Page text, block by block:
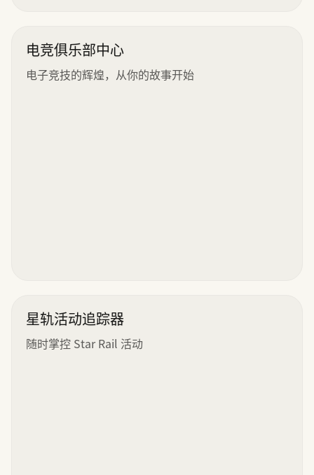
电竞俱乐部中心
电子竞技的辉煌，从你的故事开始
星轨活动追踪器
随时掌控 Star Rail 活动